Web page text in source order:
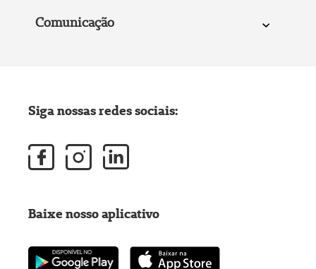
Comunicação
Siga nossas redes sociais:
Baixe nosso aplicativo